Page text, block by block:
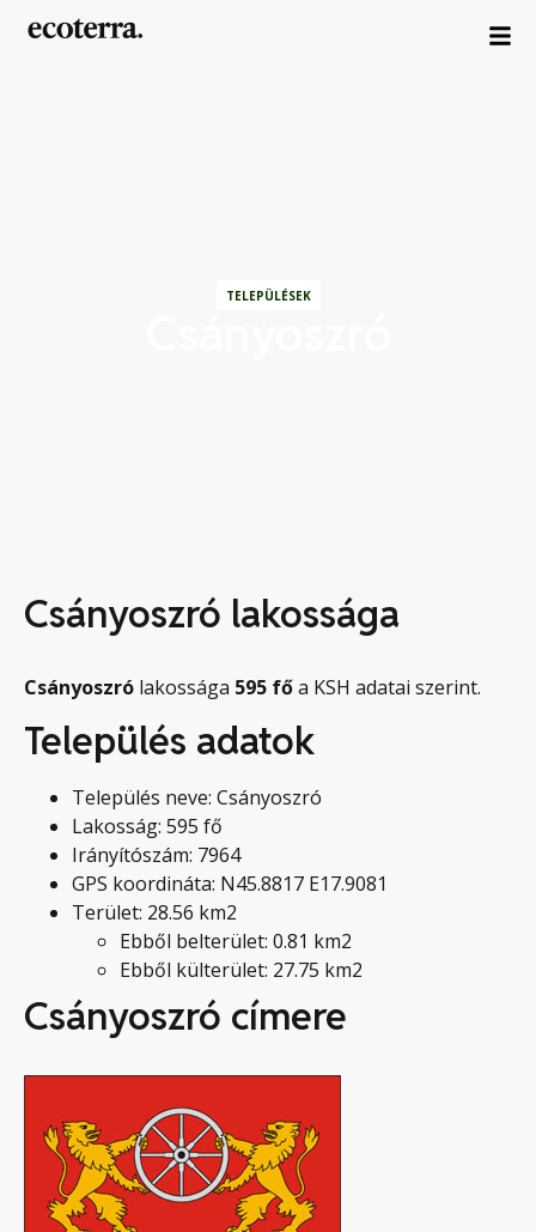
TELEPÜLÉSEK
Csányoszró lakossága
Csányoszró lakossága 595 főa KSH adatai szerint.
Település adatok
Település neve: Csányoszró
Lakosság: 595 fő
Irányítószám: 7964
GPS koordináta: N45.8817 E17.9081
Terület: 28.56 km2
Ebből belterület: 0.81 km2
Ebből külterület: 27.75 km2
Csányoszró címere